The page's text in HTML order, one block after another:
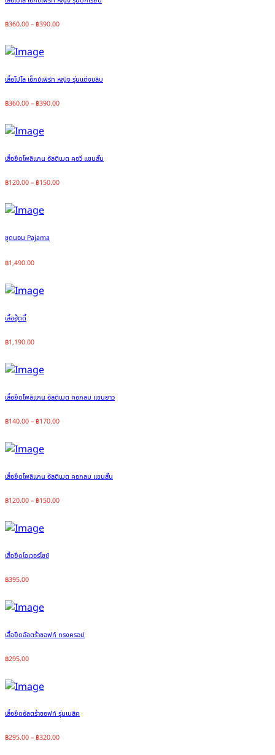
฿360.00 – ฿390.00
เสื้อโปโล เอ็กซ์เพิร์ท หญิง รุ่นแต่งขลิบ
฿360.00 – ฿390.00
เสื้อยืดโพลิแกน อัลติเมต คอวี แขนสั้น
฿120.00 – ฿150.00
ชุดนอน Pajama
฿1,490.00
เสื้อฮู้ดดี้
฿1,190.00
เสื้อยืดโพลิแกน อัลติเมต คอกลม แขนยาว
฿140.00 – ฿170.00
เสื้อยืดโพลิแกน อัลติเมต คอกลม แขนสั้น
฿120.00 – ฿150.00
เสื้อยืดโอเวอร์ไซซ์
฿395.00
เสื้อยืดอัลตร้าซอฟท์ ทรงครอป
฿295.00
เสื้อยืดอัลตร้าซอฟท์ รุ่นเบสิค
฿295.00 – ฿320.00